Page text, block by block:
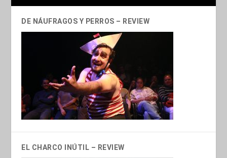
DE NÁUFRAGOS Y PERROS – REVIEW
EL CHARCO INÚTIL – REVIEW